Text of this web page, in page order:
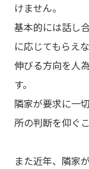
けません。
基本的には話し
に応じてもらえ
伸びる方向を人
す。
隣家が要求に一
所の判断を仰ぐ
また近年、隣家